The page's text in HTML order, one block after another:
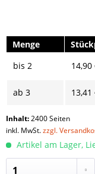
Menge
bis 2 14,90
ab 3 13,41
Inhalt:2400 Seiten
inkl. MwSt.zzgl.
Artikel am Lager,